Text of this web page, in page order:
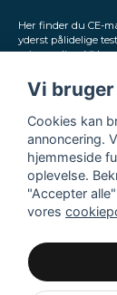
Her finder du CE-
yderst pålidelige
priser online. Vi
diskrete pakker.
Vi
Cookies kan
annoncering.
hjemmeside
oplevelse.
"Accepter
vores